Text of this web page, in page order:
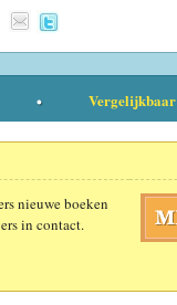
Vergelijkbaar
nieuwe boeken
in contact.